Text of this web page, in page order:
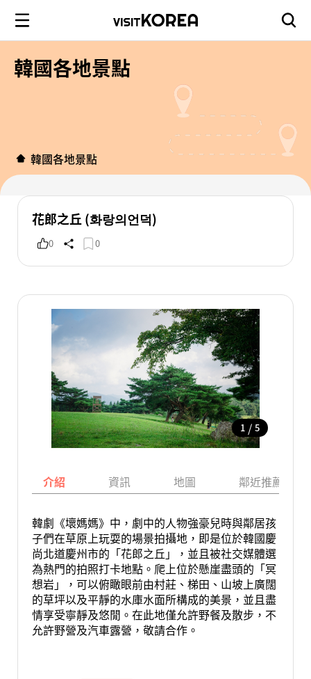
韓國各地景點
韓國各地景點
花郎之丘 (화랑의언덕)
0 0
1 / 5
介紹 資訊 地圖 鄰近推薦景點
韓劇《壞媽媽》中，劇中的人物強豪兒時與鄰居孩
子們在草原上玩耍的場景拍攝地，即是位於韓國慶
尚北道慶州市的「花郎之丘」，並且被社交媒體選
為熱門的拍照打卡地點。爬上位於懸崖盡頭的「冥
想岩」，可以俯瞰眼前由村莊、梯田、山坡上廣闊
的草坪以及平靜的水庫水面所構成的美景，並且盡
情享受寧靜及悠閒。在此地僅允許野餐及散步，不
允許野營及汽車露營，敬請合作。